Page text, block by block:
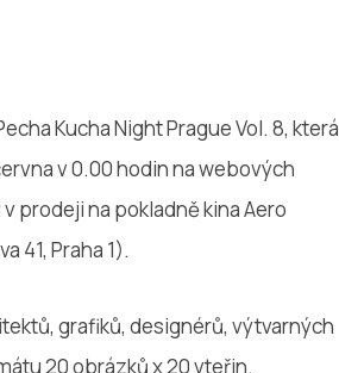
Kucha Night Prague Vol. 8, která
v 0.00 hodin na webových
prodeji na pokladně kina Aero
41, Praha 1).
grafiků, designérů, výtvarných
20 obrázků x 20 vteřin.